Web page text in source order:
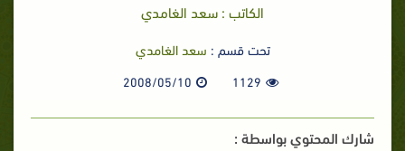
الكاتب : سعد الغامدي
تحت قسم : سعد الغامدي
1129
2008/05/10
شارك المحتوي بواسطة :